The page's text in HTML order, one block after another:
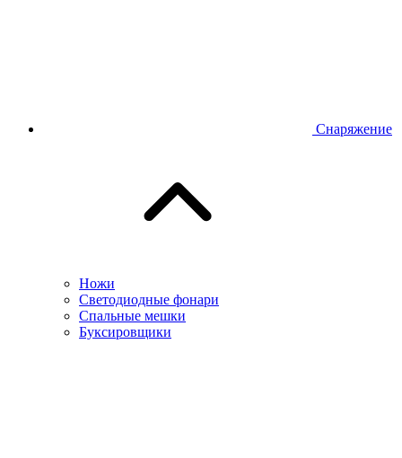
Снаряжение
Ножи
Светодиодные фонари
Спальные мешки
Буксировщики